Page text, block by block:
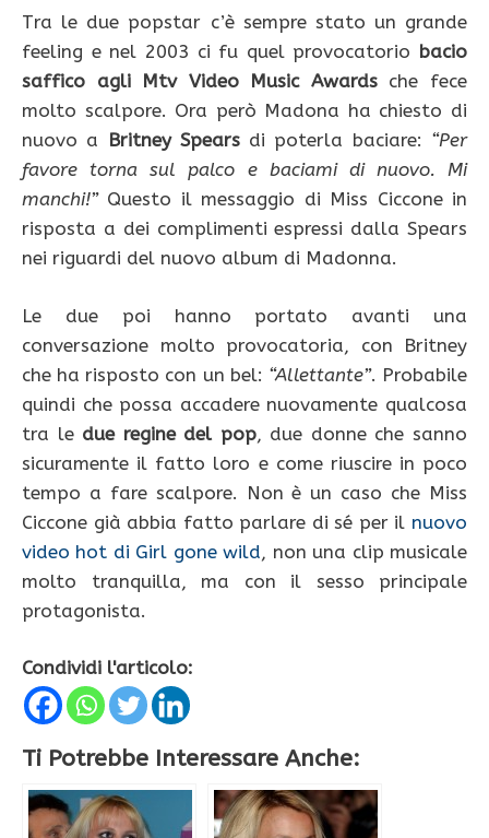
Tra le due popstar c’è sempre stato un grande
feeling e nel 2003 ci fu quel provocatorio bacio
saffico agli Mtv Video Music Awardsche fece
molto scalpore. Ora però Madona ha chiesto di
nuovo a Britney Spearsdi poterla baciare: “Per
favore torna sul palco e baciami di nuovo. Mi
manchi!”Questo il messaggio di Miss Ciccone in
risposta a dei complimenti espressi dalla Spears
nei riguardi del nuovo album di Madonna.
Le due poi hanno portato avanti una
conversazione molto provocatoria, con Britney
che ha risposto con un bel: “Allettante”. Probabile
quindi che possa accadere nuovamente qualcosa
tra le due regine del pop, due donne che sanno
sicuramente il fatto loro e come riuscire in poco
tempo a fare scalpore. Non è un caso che Miss
Ciccone già abbia fatto parlare di sé per il nuovo
video hot di Girl gone wild, non una clip musicale
molto tranquilla, ma con il sesso principale
protagonista.
Condividi l'articolo:
Ti Potrebbe Interessare Anche: